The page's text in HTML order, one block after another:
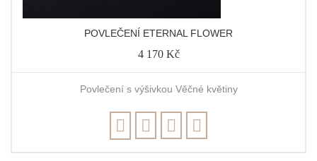
POVLEČENÍ ETERNAL FLOWER
4 170 Kč
Povlečení s výšivkou Věčné květiny